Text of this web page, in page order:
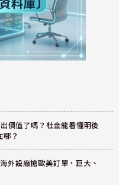
價值了嗎？杜金龍看懂明後
？
外設廠搶歐美訂單，巨大、